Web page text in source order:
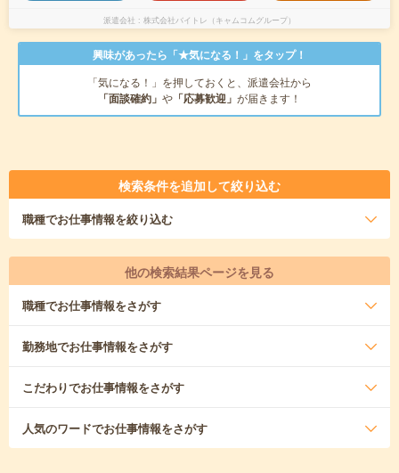
派遣会社 株式会社バイトレ（キャムコムグループ）
興味があったら「★気になる！」をタップ！
「気になる！」を押しておくと、派遣会社から
「面談確約」 や 「応募歓迎」 が届きます！
検索条件を追加して絞り込む
職種でお仕事情報を絞り込む
他の検索結果ページを見る
職種でお仕事情報をさがす
勤務地でお仕事情報をさがす
こだわりでお仕事情報をさがす
人気のワードでお仕事情報をさがす